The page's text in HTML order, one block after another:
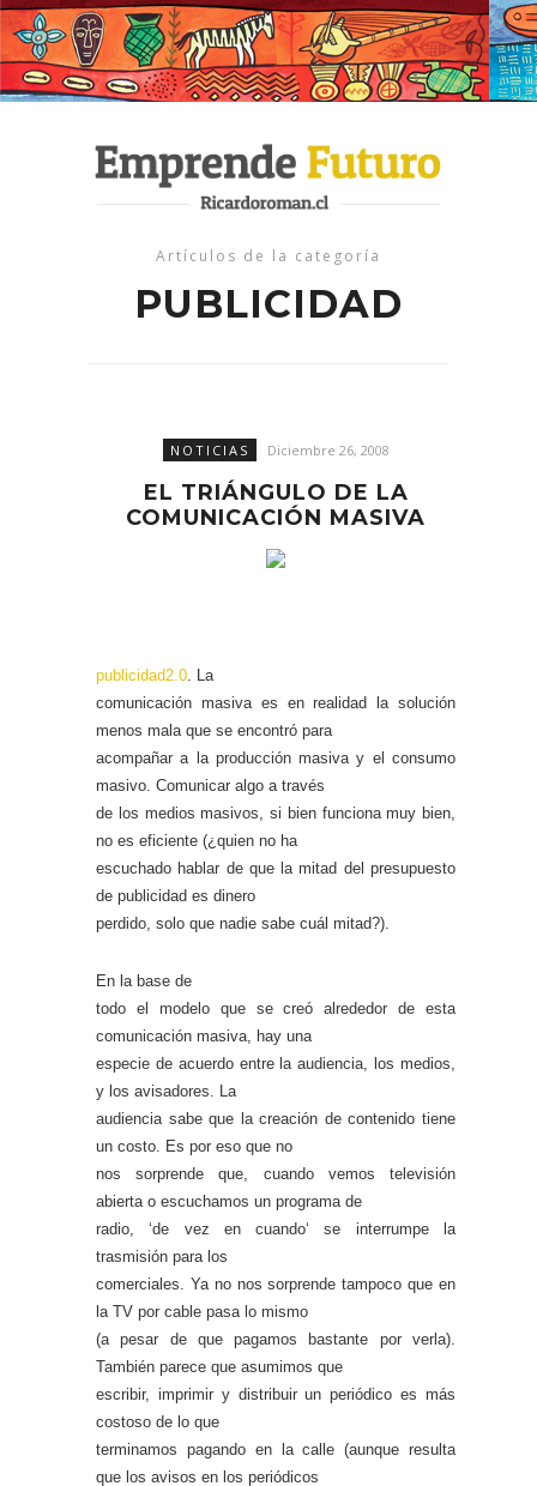
Artículos de la categoría
PUBLICIDAD
NOTICIAS Diciembre 26, 2008
EL TRIÁNGULO DE LA
COMUNICACIÓN MASIVA
publicidad2.0 . La
comunicación masiva es en realidad la solución
menos mala que se encontró para
acompañar a la producción masiva y el consumo
masivo. Comunicar algo a través
de los medios masivos, si bien funciona muy bien,
no es eficiente (¿quien no ha
escuchado hablar de que la mitad del presupuesto
de publicidad es dinero
perdido, solo que nadie sabe cuál mitad?).
En la base de
todo el modelo que se creó alrededor de esta
comunicación masiva, hay una
especie de acuerdo entre la audiencia, los medios,
y los avisadores. La
audiencia sabe que la creación de contenido tiene
un costo. Es por eso que no
nos sorprende que, cuando vemos televisión
abierta o escuchamos un programa de
radio, ‘de vez en cuando‘ se interrumpe la
trasmisión para los
comerciales. Ya no nos sorprende tampoco que en
la TV por cable pasa lo mismo
(a pesar de que pagamos bastante por verla).
También parece que asumimos que
escribir, imprimir y distribuir un periódico es más
costoso de lo que
terminamos pagando en la calle (aunque resulta
que los avisos en los periódicos